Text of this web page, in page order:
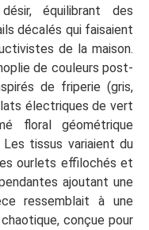
équilibrant des
décalés qui faisaient
de la maison.
de couleurs post-
de friperie (gris,
électriques de vert
floral géométrique
Les tissus variaient du
ourlets effilochés et
ajoutant une
ressemblait à une
conçue pour